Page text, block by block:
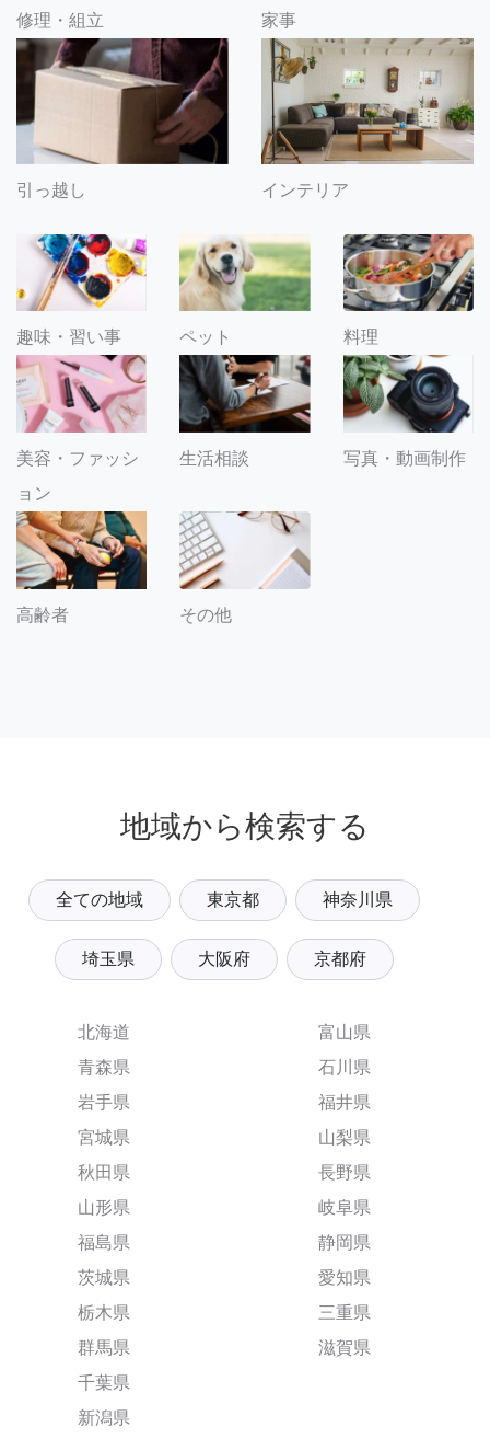
修理・組立 家事
引っ越し インテリア
趣味・習い事 ペット 料理
美容・ファッシ
ョン
生活相談 写真・動画制作
高齢者 その他
地域から検索する
全ての地域 東京都 神奈川県
埼玉県 大阪府 京都府
北海道
青森県
岩手県
宮城県
秋田県
山形県
福島県
茨城県
栃木県
群馬県
千葉県
新潟県
富山県
石川県
福井県
山梨県
長野県
岐阜県
静岡県
愛知県
三重県
滋賀県